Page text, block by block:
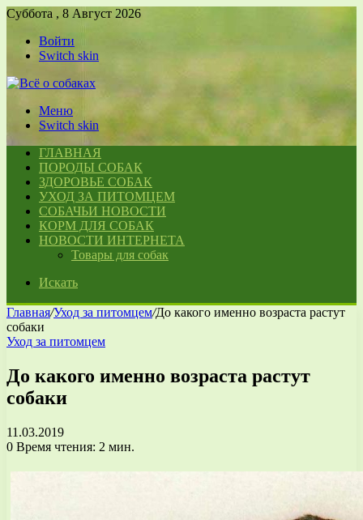
Суббота , 8 Август 2026
Войти
Switch skin
Меню
Switch skin
ГЛАВНАЯ
ПОРОДЫ СОБАК
ЗДОРОВЬЕ СОБАК
УХОД ЗА ПИТОМЦЕМ
СОБАЧЬИ НОВОСТИ
КОРМ ДЛЯ СОБАК
НОВОСТИ ИНТЕРНЕТА
Товары для собак
Искать
Главная/Уход за питомцем/До какого именно возраста растут
собаки
Уход за питомцем
До какого именно возраста растут
собаки
11.03.2019
0 Время чтения: 2 мин.